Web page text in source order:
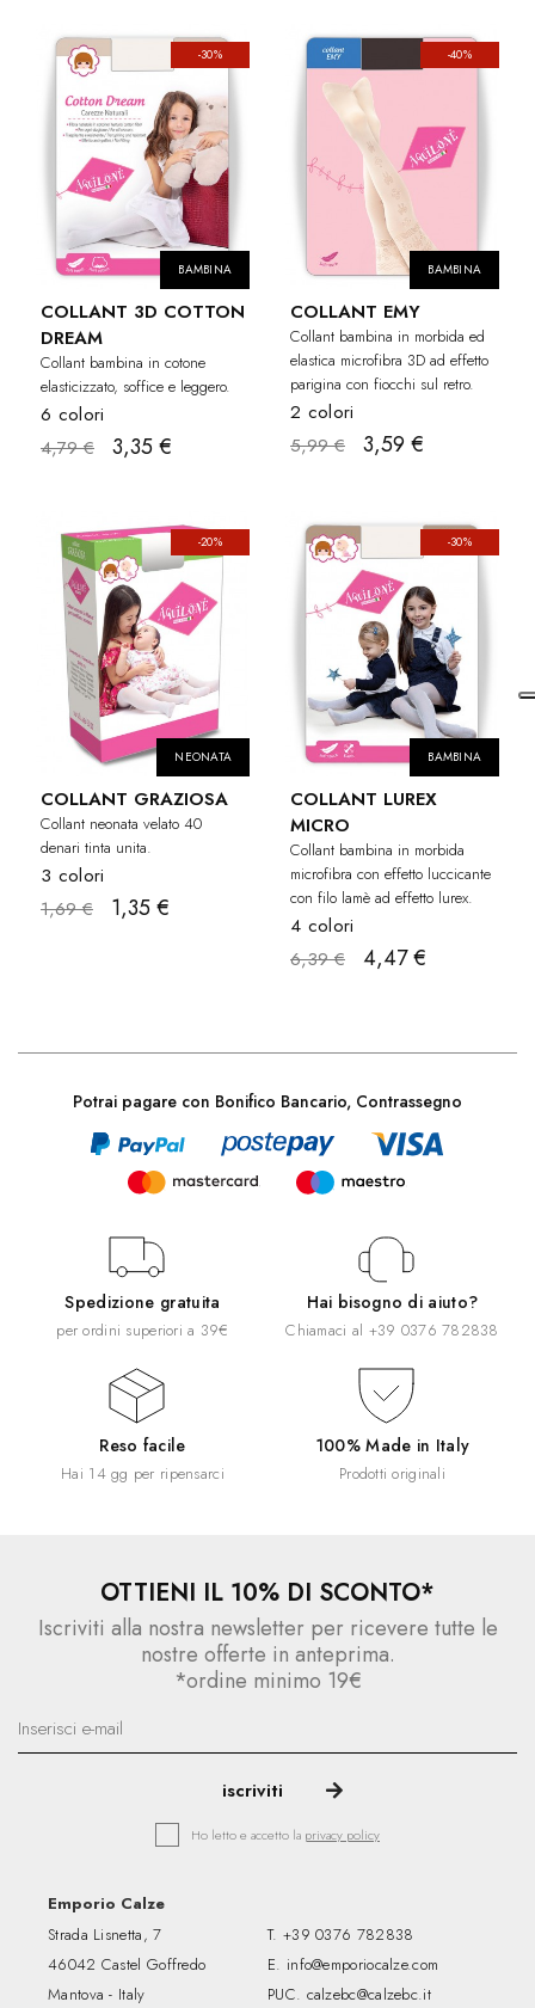
-30%
BAMBINA
COLLANT 3D COTTON
DREAM
Collant bambina in cotone
elasticizzato, soffice e leggero.
6 colori
4,79 €
3,35 €
-40%
BAMBINA
COLLANT EMY
Collant bambina in morbida ed
elastica microfibra 3D ad effetto
parigina con fiocchi sul retro.
2 colori
5,99 €
3,59 €
-20%
NEONATA
COLLANT GRAZIOSA
Collant neonata velato 40
denari tinta unita.
3 colori
1,69 €
1,35 €
-30%
BAMBINA
COLLANT LUREX
MICRO
Collant bambina in morbida
microfibra con effetto luccicante
con filo lamè ad effetto lurex.
4 colori
6,39 €
4,47 €
Potrai pagare con Bonifico Bancario, Contrassegno
Spedizione gratuita
per ordini superiori a 39€
Hai bisogno di aiuto?
Chiamaci al +39 0376 782838
Reso facile
Hai 14 gg per ripensarci
100% Made in Italy
Prodotti originali
OTTIENI IL 10% DI SCONTO*
Iscriviti alla nostra newsletter per ricevere tutte le
nostre offerte in anteprima.
*ordine minimo 19€
Ho letto e accetto la privacy policy
Emporio Calze
Strada Lisnetta, 7
46042 Castel Goffredo
Mantova - Italy
T. +39 0376 782838
E. info@emporiocalze.com
PUC. calzebc@calzebc.it